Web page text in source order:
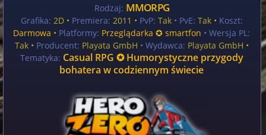
Rodzaj: MMORPG
Grafika: 2D • Premiera: 2011 • PvP: Tak• PvE: Tak • Koszt:
Darmowa • Platformy: Przeglądarka ✪ smartfon • Wersja PL:
Tak• Producent: Playata GmbH • Wydawca: Playata GmbH •
Tematyka: Casual RPG ✪ Humorystyczne przygody
bohatera w codziennym świecie